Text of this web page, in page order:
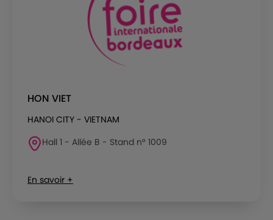
HON VIET
HANOI CITY - VIETNAM
Hall 1 - Allée B - Stand n° 1009
En savoir +